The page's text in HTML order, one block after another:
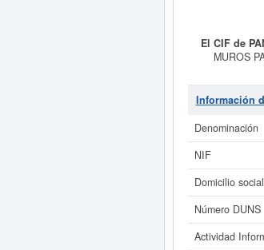
El CIF de
MUROS
empresa
ha sido el
Si está
Información
Denominación
NIF
Domicilio
Número DUNS
Actividad